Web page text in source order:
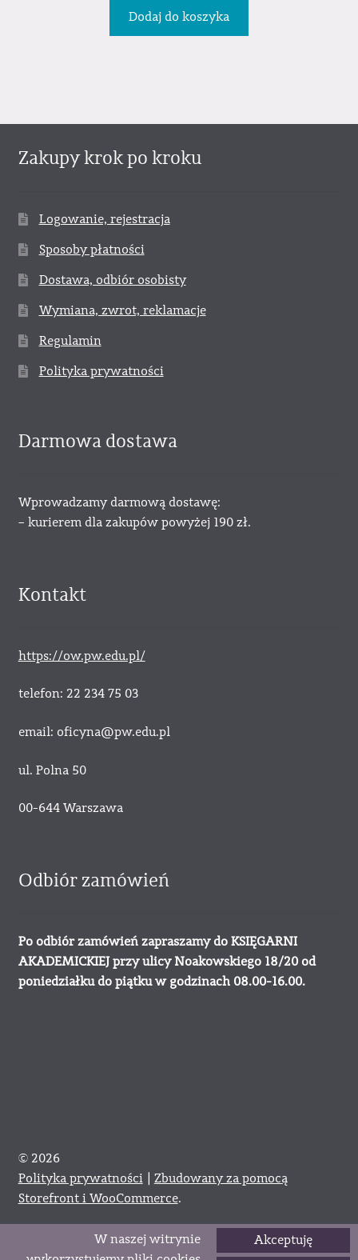
Dodaj do koszyka
Zakupy krok po kroku
Logowanie, rejestracja
Sposoby płatności
Dostawa, odbiór osobisty
Wymiana, zwrot, reklamacje
Regulamin
Polityka prywatności
Darmowa dostawa
Wprowadzamy darmową dostawę:
– kurierem dla zakupów powyżej 190 zł.
Kontakt
https://ow.pw.edu.pl/
telefon: 22 234 75 03
email: oficyna@pw.edu.pl
ul. Polna 50
00-644 Warszawa
Odbiór zamówień
Po odbiór zamówień zapraszamy do KSIĘGARNI
AKADEMICKIEJ przy ulicy Noakowskiego 18/20 od
poniedziałku do piątku w godzinach 08.00-16.00.
© 2026
Polityka prywatności
Zbudowany za pomocą
Storefront i WooCommerce.
0
W naszej witrynie
Akceptuję